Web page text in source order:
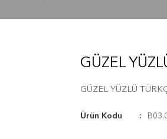
GÜZEL
GÜZEL YÜZLÜ
Ürün Kodu